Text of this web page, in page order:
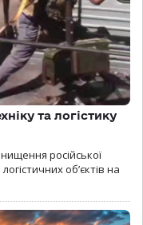
та логістику
російської
об’єктів на